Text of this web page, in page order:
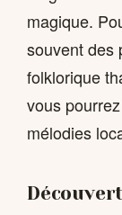
magique.
souvent des
folklorique
vous
mélodies